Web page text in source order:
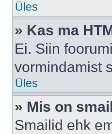
Üles
» Kas ma
Ei. Siin
vormindamist
Üles
» Mis on
Smailid ehk